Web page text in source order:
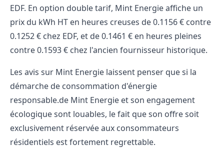
EDF. En option double tarif, Mint Energie affiche un
prix du kWh HT en heures creuses de 0.1156 € contre
0.1252 € chez EDF, et de 0.1461 € en heures pleines
contre 0.1593 € chez l'ancien fournisseur historique.
Les avis sur Mint Energie laissent penser que si la
démarche de consommation d'énergie
responsable.de Mint Energie et son engagement
écologique sont louables, le fait que son offre soit
exclusivement réservée aux consommateurs
résidentiels est fortement regrettable.